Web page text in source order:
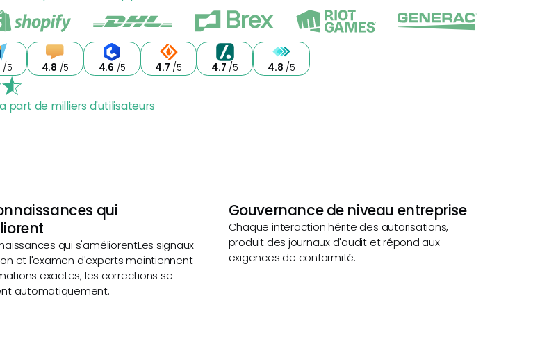
/5 4.8 /5 4.6 /5 4.7 /5 4.7 /5 4.8 /5
part de milliers d'utilisateurs
qui
qui s'améliorentLes signaux
et l'examen d'experts maintiennent
exactes; les corrections se
automatiquement.
Gouvernance de niveau entreprise
Chaque interaction hérite des autorisations,
produit des journaux d'audit et répond aux
exigences de conformité.